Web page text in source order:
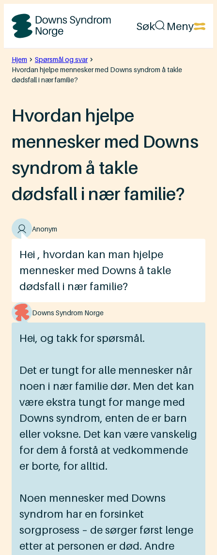
Hopp
Downs
Syndrom
Norge
Søk Meny
Hjem
Spørsmål og svar
Hvordan hjelpe mennesker med Downs syndrom å takle
dødsfall i nær familie?
Hvordan hjelpe
mennesker med Downs
syndrom å takle
dødsfall i nær familie?
Hei , hvordan kan man hjelpe
mennesker med Downs å takle
dødsfall i nær familie?
Anonym
Hei, og takk for spørsmål.
Det er tungt for alle mennesker når
noen i nær familie dør. Men det kan
være ekstra tungt for mange med
Downs syndrom, enten de er barn
eller voksne. Det kan være vanskelig
for dem å forstå at vedkommende
er borte, for alltid.
Noen mennesker med Downs
syndrom har en forsinket
sorgprosess – de sørger først lenge
etter at personen er død. Andre
Downs Syndrom Norge